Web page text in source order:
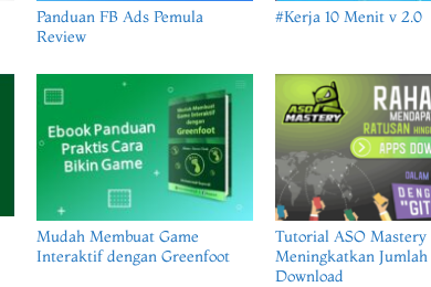
Panduan FB Ads Pemula
Review
#Kerja 10 Menit v 2.0
Mudah Membuat Game
Interaktif dengan Greenfoot
Tutorial ASO Mastery
Meningkatkan Jumlah
Download